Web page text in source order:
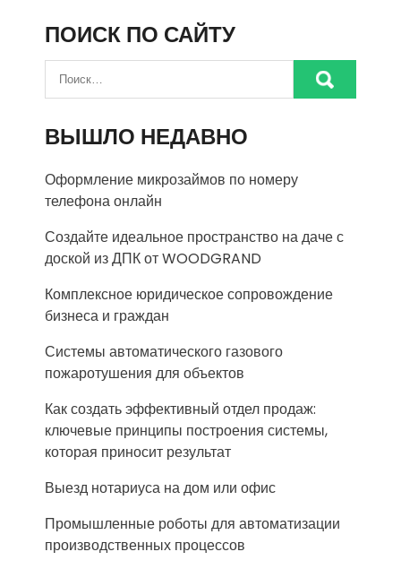
ПОИСК ПО САЙТУ
ВЫШЛО НЕДАВНО
Оформление микрозаймов по номеру
телефона онлайн
Создайте идеальное пространство на даче с
доской из ДПК от WOODGRAND
Комплексное юридическое сопровождение
бизнеса и граждан
Системы автоматического газового
пожаротушения для объектов
Как создать эффективный отдел продаж:
ключевые принципы построения системы,
которая приносит результат
Выезд нотариуса на дом или офис
Промышленные роботы для автоматизации
производственных процессов